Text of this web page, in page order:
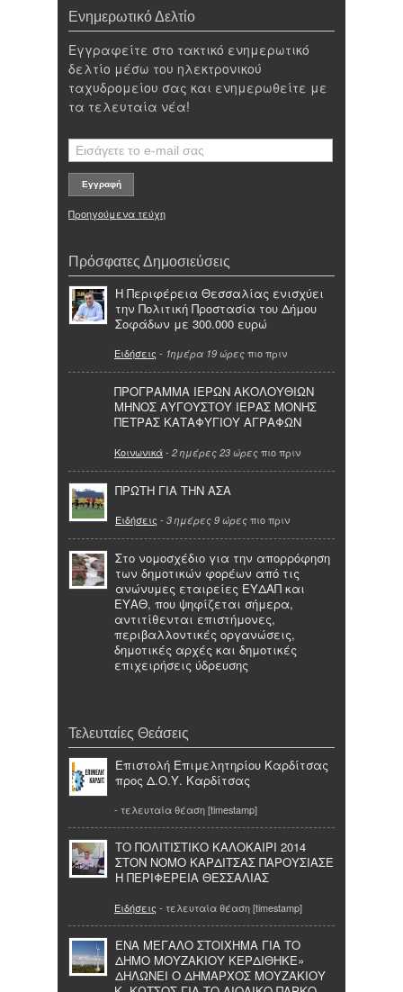
Ενημερωτικό Δελτίο
Εγγραφείτε στο τακτικό ενημερωτικό
δελτίο μέσω του ηλεκτρονικού
ταχυδρομείου σας και ενημερωθείτε με
τα τελευταία νέα!
Προηγούμενα τεύχη
Πρόσφατες Δημοσιεύσεις
Η Περιφέρεια Θεσσαλίας ενισχύει
την Πολιτική Προστασία του Δήμου
Σοφάδων με 300.000 ευρώ
Ειδήσεις - 1ημέρα 19 ώρες πιο πριν
ΠΡΟΓΡΑΜΜΑ ΙΕΡΩΝ ΑΚΟΛΟΥΘΙΩΝ
ΜΗΝΟΣ ΑΥΓΟΥΣΤΟΥ ΙΕΡΑΣ ΜΟΝΗΣ
ΠΕΤΡΑΣ ΚΑΤΑΦΥΓΙΟΥ ΑΓΡΑΦΩΝ
Κοινωνικά- 2 ημέρες 23 ώρες πιο πριν
ΠΡΩΤΗ ΓΙΑ ΤΗΝ ΑΣΑ
Ειδήσεις - 3 ημέρες 9 ώρες πιο πριν
Στο νομοσχέδιο για την απορρόφηση
των δημοτικών φορέων από τις
ανώνυμες εταιρείες ΕΥΔΑΠ και
ΕΥΑΘ, που ψηφίζεται σήμερα,
αντιτίθενται επιστήμονες,
περιβαλλοντικές οργανώσεις,
δημοτικές αρχές και δημοτικές
επιχειρήσεις ύδρευσης
Τελευταίες Θεάσεις
Επιστολή Επιμελητηρίου Καρδίτσας
προς Δ.Ο.Υ. Καρδίτσας
- τελευταία θέαση [timestamp]
ΤΟ ΠΟΛΙΤΙΣΤΙΚΟ ΚΑΛΟΚΑΙΡΙ 2014
ΣΤΟΝ ΝΟΜΟ ΚΑΡΔΙΤΣΑΣ ΠΑΡΟΥΣΙΑΣΕ
Η ΠΕΡΙΦΕΡΕΙΑ ΘΕΣΣΑΛΙΑΣ
Ειδήσεις - τελευταία θέαση [timestamp]
ΕΝΑ ΜΕΓΑΛΟ ΣΤΟΙΧΗΜΑ ΓΙΑ ΤΟ
ΔΗΜΟ ΜΟΥΖΑΚΙΟΥ ΚΕΡΔΙΘΗΚΕ»
ΔΗΛΩΝΕΙ Ο ΔΗΜΑΡΧΟΣ ΜΟΥΖΑΚΙΟΥ